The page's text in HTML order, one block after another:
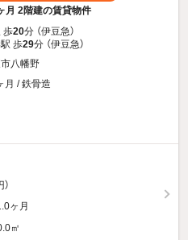
月 2階建の賃貸物件
歩20分 （伊豆急）
歩29分 （伊豆急）
八幡野
月 / 鉄骨造
ヶ月
㎡